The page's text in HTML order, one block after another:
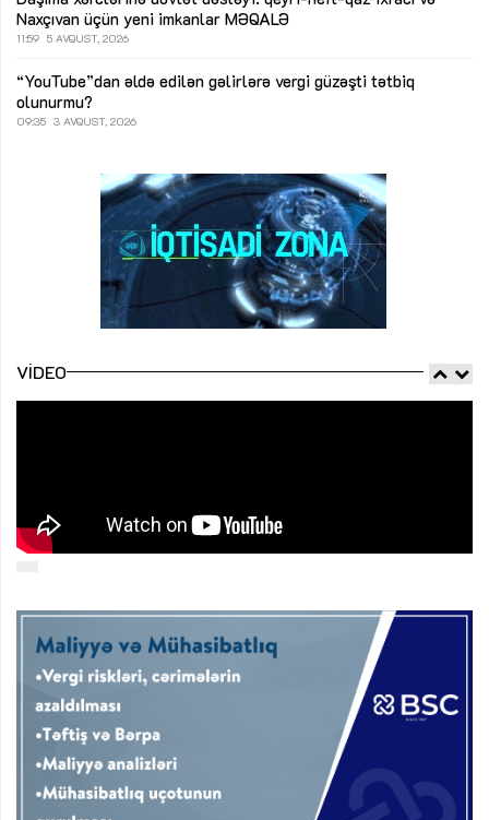
Naxçıvan üçün yeni imkanlar MƏQALƏ
11:59 5 AVQUST, 2026
“YouTube”dan əldə edilən gəlirlərə vergi güzəşti tətbiq
olunurmu?
09:35 3 AVQUST, 2026
VIDEO